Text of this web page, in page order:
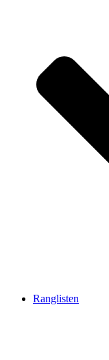
Ranglisten